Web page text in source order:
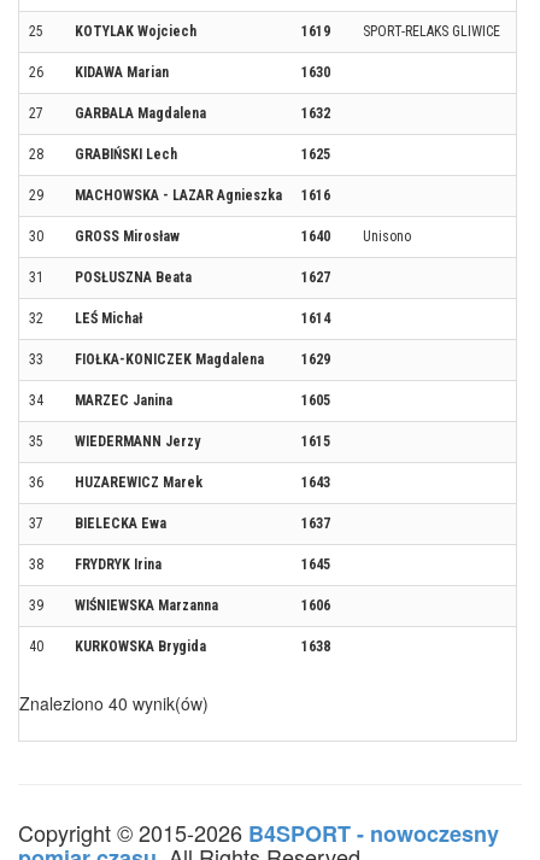
25 KOTYLAK Wojciech 1619 SPORT-RELAKS GLIWICE
26 KIDAWA Marian 1630
27 GARBALA Magdalena 1632
28 GRABIŃSKI Lech 1625
29 MACHOWSKA - LAZAR Agnieszka 1616
30 GROSS Mirosław 1640 Unisono
31 POSŁUSZNA Beata 1627
32 LEŚ Michał 1614
33 FIOŁKA-KONICZEK Magdalena 1629
34 MARZEC Janina 1605
35 WIEDERMANN Jerzy 1615
36 HUZAREWICZ Marek 1643
37 BIELECKA Ewa 1637
38 FRYDRYK Irina 1645
39 WIŚNIEWSKA Marzanna 1606
40 KURKOWSKA Brygida 1638
Znaleziono 40 wynik(ów)
Copyright © 2015-2026 B4SPORT - nowoczesny